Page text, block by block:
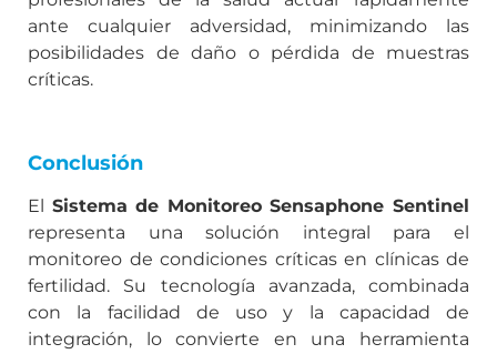
ante cualquier adversidad, minimizando las
posibilidades de daño o pérdida de muestras
críticas.
Conclusión
El Sistema de Monitoreo Sensaphone Sentinel
representa una solución integral para el
monitoreo de condiciones críticas en clínicas de
fertilidad. Su tecnología avanzada, combinada
con la facilidad de uso y la capacidad de
integración, lo convierte en una herramienta